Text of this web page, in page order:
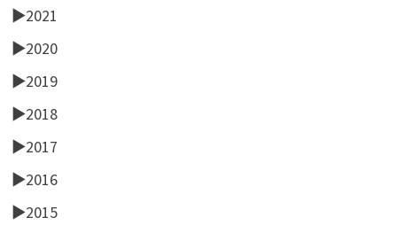
►2021
►2020
►2019
►2018
►2017
►2016
►2015